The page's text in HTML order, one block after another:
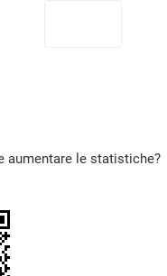
aumentare le statistiche?